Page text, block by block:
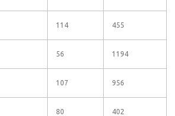
114 455
56 1194
107 956
80 402